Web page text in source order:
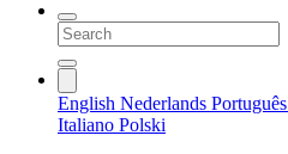
English Nederlands Português
Italiano Polski